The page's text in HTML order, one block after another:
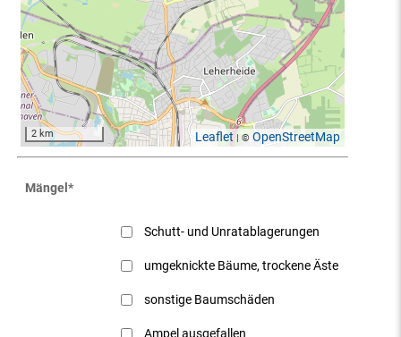
2 km Leaflet| © OpenStreetMap
Mängel*
Schutt- und Unratablagerungen
umgeknickte Bäume, trockene Äste
sonstige Baumschäden
Ampel ausgefallen